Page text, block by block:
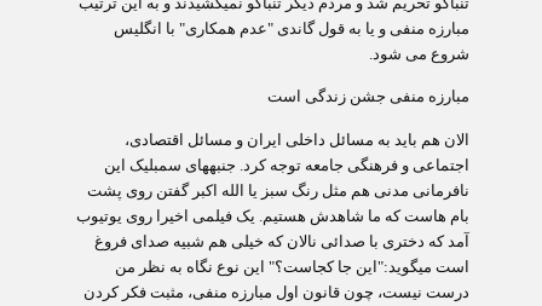
مبارزه منفی و یا به قول گاندی "عدم همکاری" با انگلیس
شروع می شود.
مبارزه منفی جشن زندگی است
الان هم باید به مسائل داخلی ایران و مسائل اقتصادی،
اجتماعی و فرهنگی جامعه توجه کرد. جنبه‏های سمبلیک این
نافرمانی مدنی هم مثل رنگ سبز یا الله اکبر گفتن روی پشت
بام هاست که ما شاهدش هستیم. یک فیلمی اخیرا روی یوتیوب
آمد که دختری با صدائی نالان که خیلی هم شبیه صدای فروغ
است می‏گوید:"این جا کجاست؟" این نوع نگاه به نظر من
درست نیست، چون قانون اول مبارزه منفی، مثبت فکر کردن